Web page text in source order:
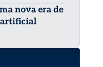
nova era de
artificial